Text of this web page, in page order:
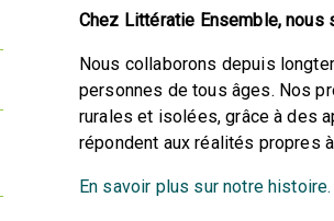
Chez Littératie Ensemble, nous
Nous collaborons depuis
personnes de tous âges. Nos
rurales et isolées, grâce à des
répondent aux réalités propres
En savoir plus sur notre histoire.